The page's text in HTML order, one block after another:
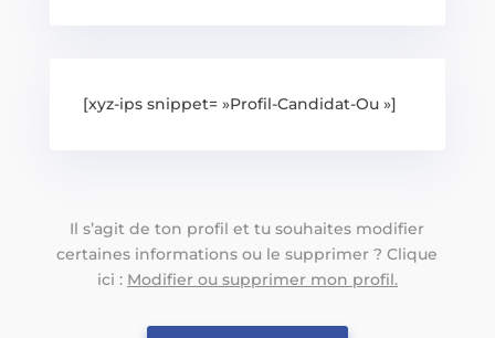
[xyz-ips snippet= »Profil-Candidat-Ou »]
Il s’agit de ton profil et tu souhaites modifier
certaines informations ou le supprimer ? Clique
ici : Modifier ou supprimer mon profil.